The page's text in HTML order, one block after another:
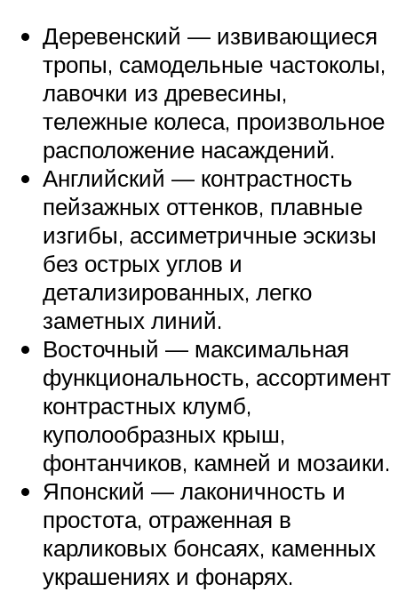
Деревенский — извивающиеся
тропы, самодельные частоколы,
лавочки из древесины,
тележные колеса, произвольное
расположение насаждений.
Английский — контрастность
пейзажных оттенков, плавные
изгибы, ассиметричные эскизы
без острых углов и
детализированных, легко
заметных линий.
Восточный — максимальная
функциональность, ассортимент
контрастных клумб,
куполообразных крыш,
фонтанчиков, камней и мозаики.
Японский — лаконичность и
простота, отраженная в
карликовых бонсаях, каменных
украшениях и фонарях.